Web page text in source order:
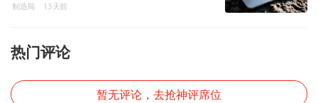
制造局 13天前
热门评论
暂无评论，去抢神评席位